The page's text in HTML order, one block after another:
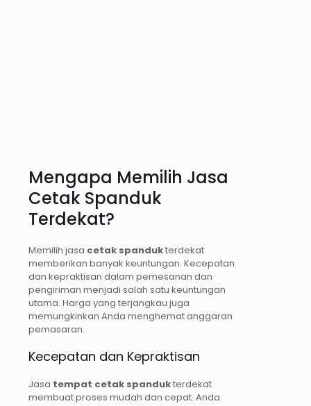
Mengapa Memilih Jasa
Cetak Spanduk
Terdekat?
Memilih jasa cetak spandukterdekat
memberikan banyak keuntungan. Kecepatan
dan kepraktisan dalam pemesanan dan
pengiriman menjadi salah satu keuntungan
utama. Harga yang terjangkau juga
memungkinkan Anda menghemat anggaran
pemasaran.
Kecepatan dan Kepraktisan
Jasa tempat cetak spandukterdekat
membuat proses mudah dan cepat. Anda